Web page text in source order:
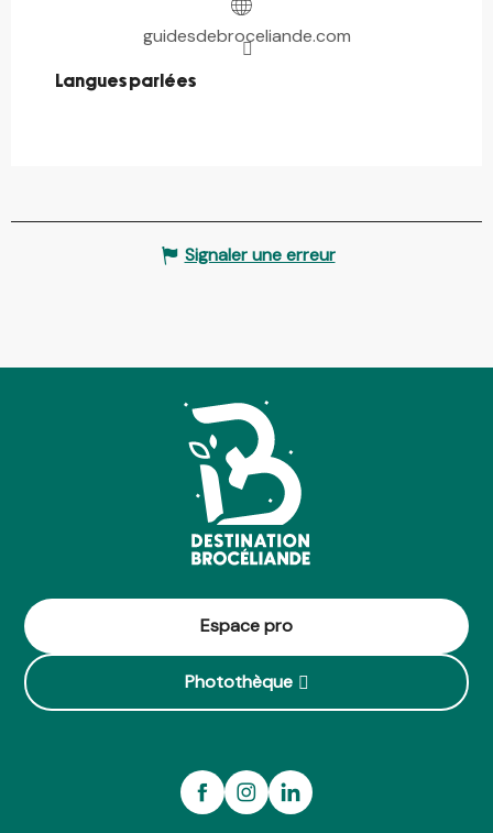
guidesdebroceliande.com
Langues parlées
Langues parlées
Signaler une erreur
Espace pro
Photothèque